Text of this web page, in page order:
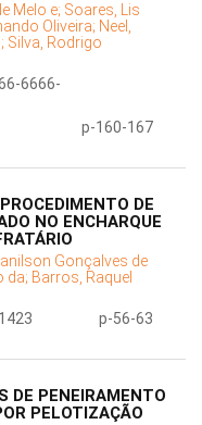
Melo e; Soares, Lis
Oliveira; Neel,
Silva, Rodrigo
6666-
p-160-167
DE
NO ENCHARQUE
Gonçalves de
da; Barros, Raquel
p-56-63
DE PENEIRAMENTO
PELOTIZAÇÃO